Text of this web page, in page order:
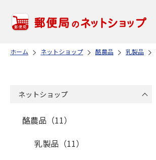
ホーム ネットショップ 酪農品 乳製品
ネットショップ
酪農品（11）
乳製品（11）